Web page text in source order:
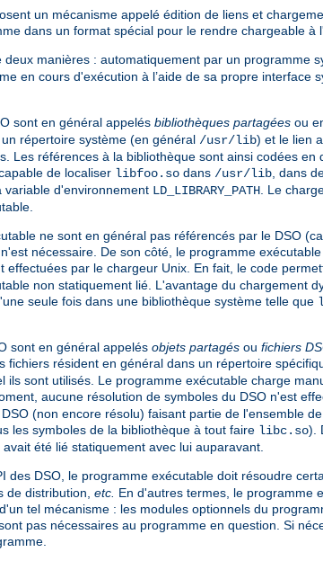
un mécanisme appelé édition de liens et
dans un format spécial pour le rendre chargeable
manières : automatiquement par un programme
en cours d'exécution à l’aide de sa propre interface
sont en général appelés bibliothèques partagées ou
répertoire système (en général /usr/lib) et le lien
Les références à la bibliothèque sont ainsi codées
de localiser libfoo.so dans /usr/lib, dans
variable d'environnement LD_LIBRARY_PATH. Le
ne sont en général pas référencés par le DSO
nécessaire. De son côté, le programme
effectuées par le chargeur Unix. En fait, le code
non statiquement lié. L'avantage du chargement
seule fois dans une bibliothèque système telle que
sont en général appelés objets partagés ou fichiers
fichiers résident en général dans un répertoire
ils sont utilisés. Le programme exécutable charge
aucune résolution de symboles du DSO n'est
(non encore résolu) faisant partie de l'ensemble
les symboles de la bibliothèque à tout faire libc.so).
été lié statiquement avec lui auparavant.
des DSO, le programme exécutable doit résoudre
de distribution, etc. En d'autres termes, le programme
tel mécanisme : les modules optionnels du
pas nécessaires au programme en question. Si